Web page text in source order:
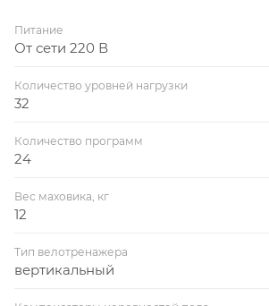
Питание
От сети 220 В
Количество уровней нагрузки
32
Количество программ
24
Вес маховика, кг
12
Тип велотренажера
вертикальный